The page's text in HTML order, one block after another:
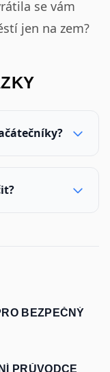
se vám
jen na zem?
BEZPEČNÝ
PRŮVODCE